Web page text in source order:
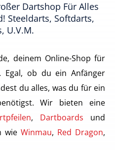
Dartshop Für Alles
Steeldarts, Softdarts,
U.v.m.
deinem Online-Shop für
Egal, ob du ein Anfänger
du alles, was du für ein
Wir bieten eine
, Dartboards und
wie Winmau, Red Dragon,